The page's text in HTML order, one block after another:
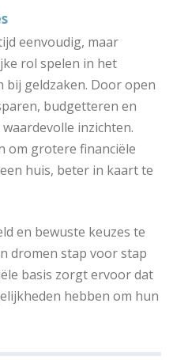
eenvoudig, maar
rol spelen in het
bij geldzaken. Door open
budgetteren en
inzichten.
om grotere financiële
huis, beter in kaart te
en bewuste keuzes te
dromen stap voor stap
basis zorgt ervoor dat
hebben om hun